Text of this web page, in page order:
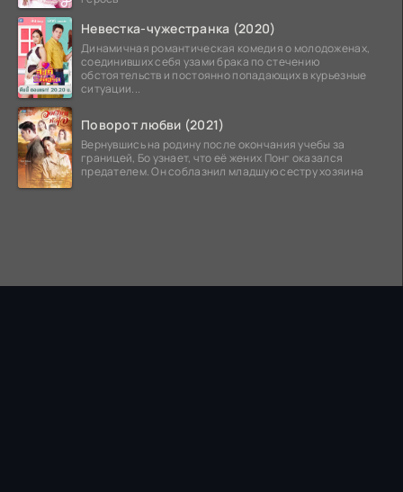
Невестка-чужестранка (2020)
Динамичная романтическая комедия о молодоженах,
соединивших себя узами брака по стечению
обстоятельств и постоянно попадающих в курьезные
ситуации...
Поворот любви (2021)
Вернувшись на родину после окончания учебы за
границей, Бо узнает, что её жених Понг оказался
предателем. Он соблазнил младшую сестру хозяина